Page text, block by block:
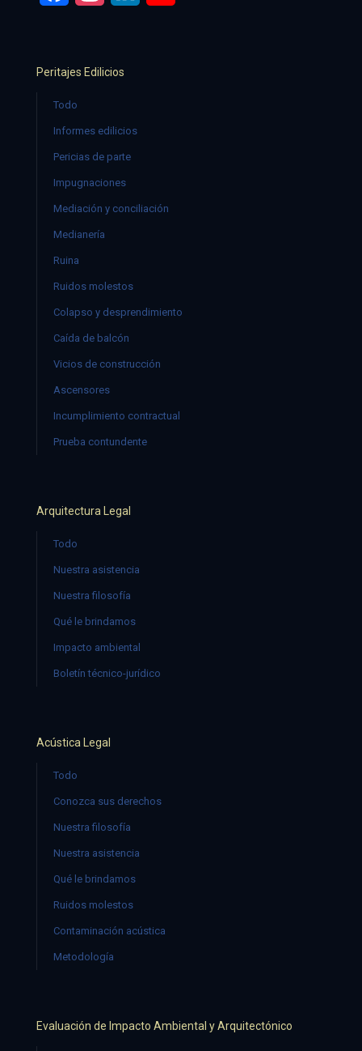
Peritajes Edilicios
Todo
Informes edilicios
Pericias de parte
Impugnaciones
Mediación y conciliación
Medianería
Ruina
Ruidos molestos
Colapso y desprendimiento
Caída de balcón
Vicios de construcción
Ascensores
Incumplimiento contractual
Prueba contundente
Arquitectura Legal
Todo
Nuestra asistencia
Nuestra filosofía
Qué le brindamos
Impacto ambiental
Boletín técnico-jurídico
Acústica Legal
Todo
Conozca sus derechos
Nuestra filosofía
Nuestra asistencia
Qué le brindamos
Ruidos molestos
Contaminación acústica
Metodología
Evaluación de Impacto Ambiental y Arquitectónico